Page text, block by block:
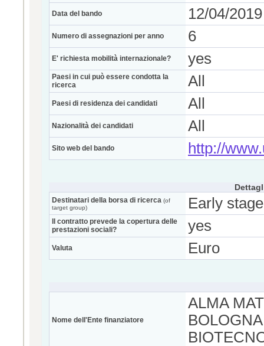
Data del bando 12/04/2019
Numero di assegnazioni per anno 6
E' richiesta mobilità internazionale? yes
Paesi in cui può essere condotta la
ricerca
All
Paesi di residenza dei candidati All
Nazionalità dei candidati All
Sito web del bando http://
Destinatari della borsa di ricerca (of
target group)
Early
Il contratto prevede la copertura delle
prestazioni sociali?
yes
Valuta Euro
Nome dell'Ente finanziatore
ALMA